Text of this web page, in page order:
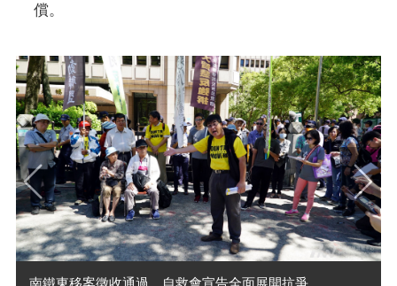
償。
南鐵東移案徵收通過，自救會宣告全面展開抗爭。